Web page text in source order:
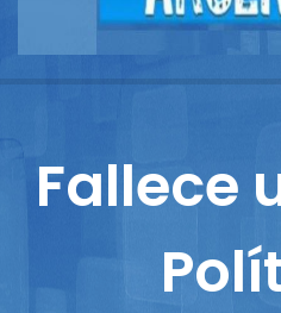
Reportajes
Fallece